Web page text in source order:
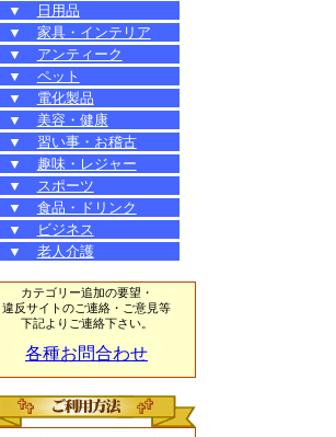
▼
日用品
▼
家具・インテリア
▼
アンティーク
▼
ペット
▼
電化製品
▼
美容・健康
▼
習い事・お稽古
▼
趣味・レジャー
▼
スポーツ
▼
食品・ドリンク
▼
ビジネス
▼
老人介護
カテゴリー追加の要望・
違反サイトのご連絡・ご意見等
下記よりご連絡下さい。
各種お問合わせ